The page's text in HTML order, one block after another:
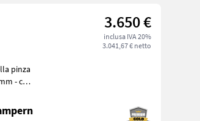
3.650 €
inclusa IVA 20%
3.041,67 € netto
- con